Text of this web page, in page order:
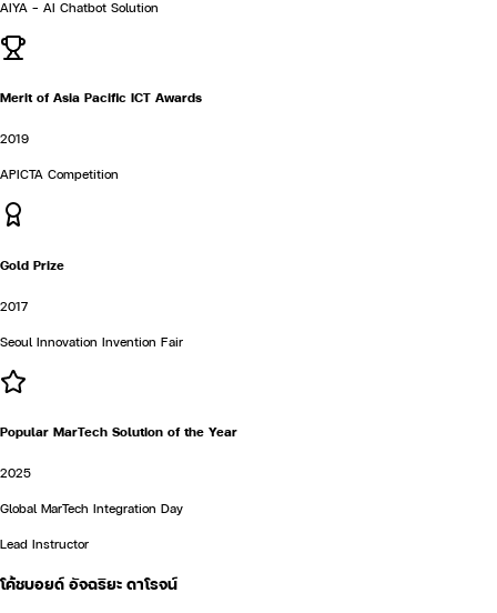
AIYA - AI Chatbot Solution
Merit of Asia Pacific ICT Awards
2019
APICTA Competition
Gold Prize
2017
Seoul Innovation Invention Fair
Popular MarTech Solution of the Year
2025
Global MarTech Integration Day
Lead Instructor
โค้ชบอยด์ อัจฉริยะ ดาโรจน์